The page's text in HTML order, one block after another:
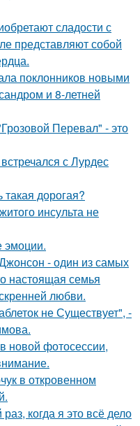
сладости с
представляют собой
поклонников новыми
и 8-летней
Перевал" - это
с Лурдес
дорогая?
инсульта не
- один из самых
настоящая семья
любви.
не Существует", -
новой фотосессии,
в откровенном
когда я это всё дело